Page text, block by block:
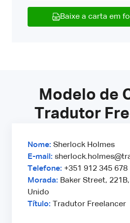
Baixe a carta em
Modelo de
Tradutor
Nome: Sherlock Holmes
E-mail:
Telefone: +351 912 345 678
Morada: Baker Street,
Unido
Título: Tradutor Freelancer